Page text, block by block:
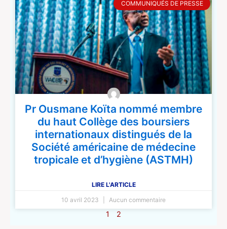
COMMUNIQUÉS DE PRESSE
Pr Ousmane Koïta nommé membre
du haut Collège des boursiers
internationaux distingués de la
Société américaine de médecine
tropicale et d’hygiène (ASTMH)
LIRE L'ARTICLE
10 avril 2023
Aucun commentaire
1 2